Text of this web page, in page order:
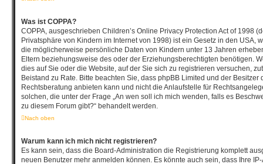
Was ist COPPA?
COPPA, ausgeschrieben Children’s Online Privacy Protection Act of 1998
Privatsphäre von Kindern im Internet von 1998) ist ein Gesetz in den USA,
die möglicherweise persönliche Daten von Kindern unter 13 Jahren
Eltern beziehungsweise des oder der Erziehungsberechtigten benötigen.
dies auf Sie oder die Website, auf der Sie sich zu registrieren versuchen,
Beistand zu Rate. Bitte beachten Sie, dass phpBB Limited und der Besitzer
Rechtsberatung anbieten kann und nicht die Anlaufstelle für
solchen, die unter der Frage „An wen soll ich mich wenden, falls es
zu diesem Forum gibt?“ behandelt werden.
Nach oben
Warum kann ich mich nicht registrieren?
Es kann sein, dass die Board-Administration die Registrierung komplett
neuen Benutzer mehr anmelden können. Es könnte auch sein, dass Ihre